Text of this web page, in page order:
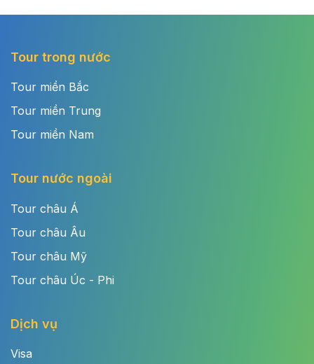
Tour trong nước
Tour miền Bắc
Tour miền Trung
Tour miền Nam
Tour nước ngoài
Tour châu Á
Tour châu Âu
Tour châu Mỹ
Tour châu Úc - Phi
Dịch vụ
Visa